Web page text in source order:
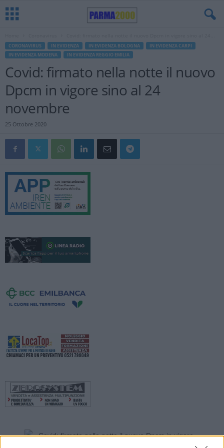
CORONAVIRUS IN EVIDENZA IN EVIDENZA BOLOGNA
IN EVIDENZA CARPI
IN EVIDENZA MODENA
IN EVIDENZA REGGIO EMILIA
Covid: firmato nella notte il nuovo
Dpcm in vigore sino al 24
novembre
25 Ottobre 2020